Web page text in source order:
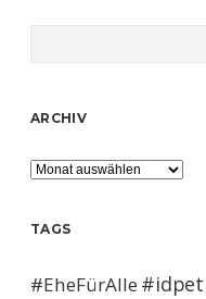
ARCHIV
Archiv
TAGS
#EheFürAlle#idpet